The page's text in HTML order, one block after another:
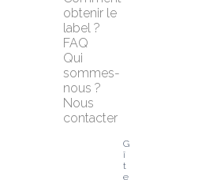
obtenir le
label ?
FAQ
Qui
sommes-
nous ?
Nous
contacter
G
î
t
e